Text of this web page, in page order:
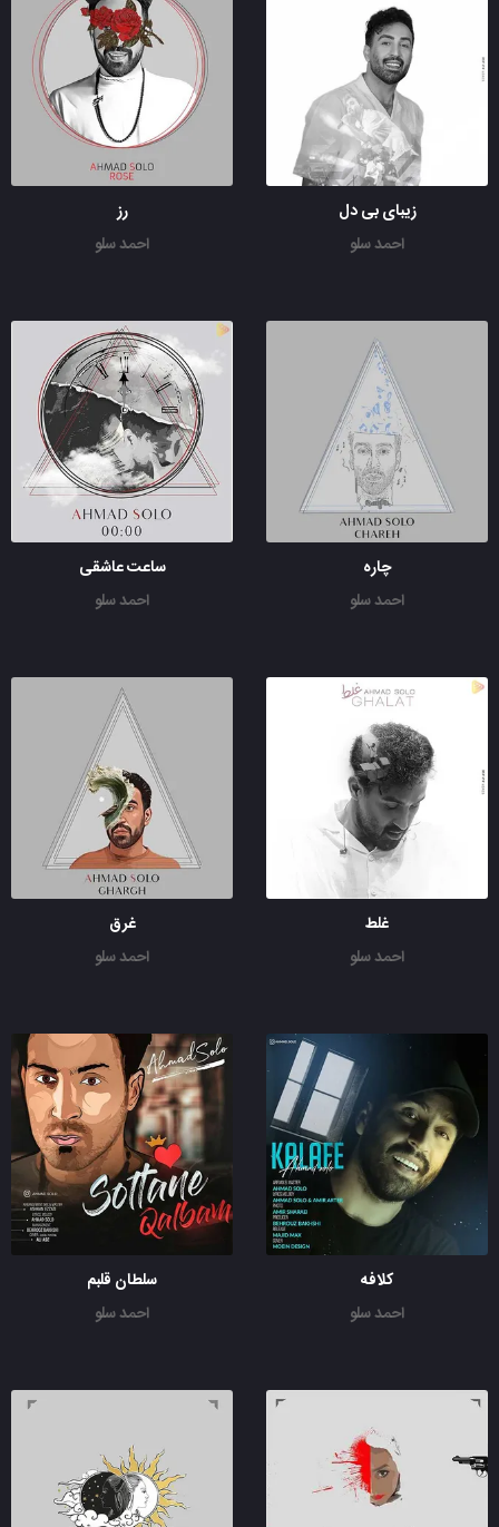
زیبای بی دل
احمد سلو
رز
احمد سلو
چاره
احمد سلو
ساعت عاشقی
احمد سلو
غلط
احمد سلو
غرق
احمد سلو
کلافه
احمد سلو
سلطان قلبم
احمد سلو